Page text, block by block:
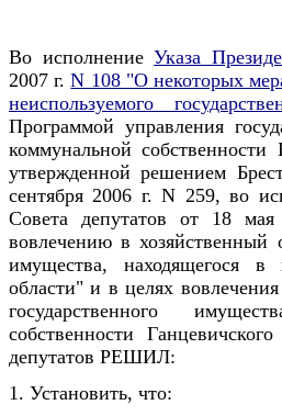
Во исполнениеУказа
2007 г.N 108 "О некоторых
неиспользуемого
Программой управления
коммунальной
утвержденной решением
сентября 2006 г. N 259, во
Совета депутатов от 18
вовлечению в хозяйственный
имущества, находящегося в
области" и в целях
государственного
собственности
депутатов РЕШИЛ:
1. Установить, что: